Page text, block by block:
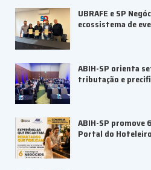
UBRAFE e SP
ecossistema de
ABIH-SP orienta
tributação e
ABIH-SP promove
Portal do